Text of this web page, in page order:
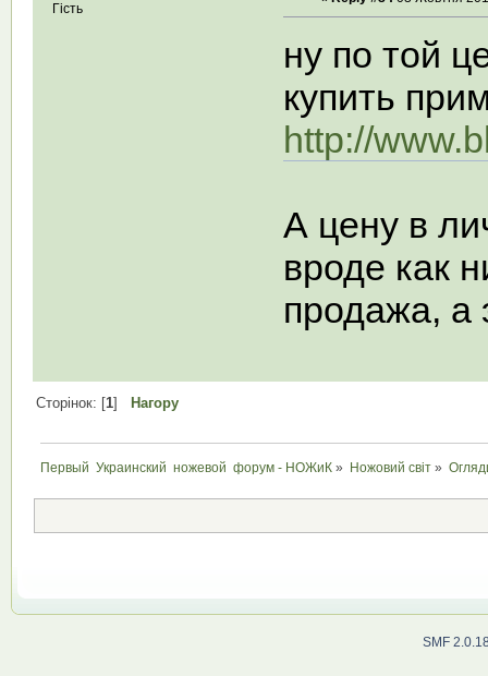
Гість
ну по той
купить
http://
А цену в
вроде как
продажа, а
Сторінок: [1] Нагору
Первый  Украинский  ножевой  форум - НОЖиК » Ножовий світ »
SMF